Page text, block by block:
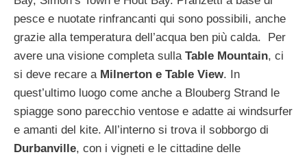
pesce e nuotate rinfrancanti qui sono possibili, anche
grazie alla temperatura dell’acqua ben più calda. Per
avere una visione completa sulla Table Mountain, ci
si deve recare a Milnerton e Table View. In
quest’ultimo luogo come anche a Blouberg Strand le
spiagge sono parecchio ventose e adatte ai windsurfer
e amanti del kite. All’interno si trova il sobborgo di
Durbanville, con i vigneti e le cittadine delle